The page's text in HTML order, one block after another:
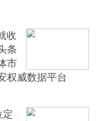
收
条
市
权威数据平台